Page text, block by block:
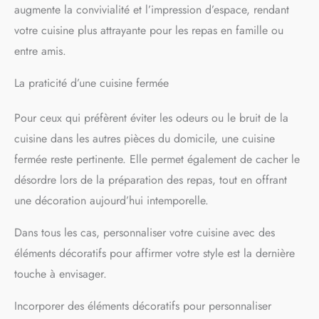
complet fourni.
augmente la convivialité et l’impression d’espace, rendant
votre cuisine plus attrayante pour les repas en famille ou
entre amis.
La praticité d’une cuisine fermée
Pour ceux qui préfèrent éviter les odeurs ou le bruit de la
cuisine dans les autres pièces du domicile, une cuisine
fermée reste pertinente. Elle permet également de cacher le
désordre lors de la préparation des repas, tout en offrant
une décoration aujourd’hui intemporelle.
Dans tous les cas, personnaliser votre cuisine avec des
éléments décoratifs pour affirmer votre style est la dernière
touche à envisager.
Incorporer des éléments décoratifs pour personnaliser